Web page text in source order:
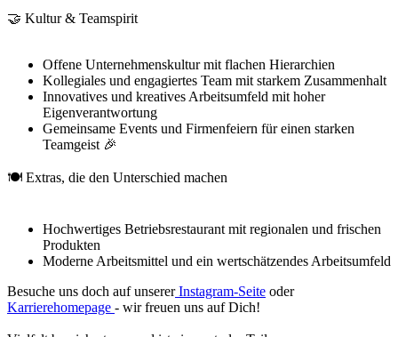
🤝 Kultur & Teamspirit
Offene Unternehmenskultur mit flachen Hierarchien
Kollegiales und engagiertes Team mit starkem Zusammenhalt
Innovatives und kreatives Arbeitsumfeld mit hoher
Eigenverantwortung
Gemeinsame Events und Firmenfeiern für einen starken
Teamgeist 🎉
🍽️ Extras, die den Unterschied machen
Hochwertiges Betriebsrestaurant mit regionalen und frischen
Produkten
Moderne Arbeitsmittel und ein wertschätzendes Arbeitsumfeld
Besuche uns doch auf unsererInstagram-Seite oder
Karrierehomepage - wir freuen uns auf Dich!